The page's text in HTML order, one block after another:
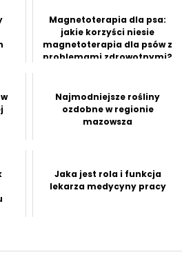
Magnetoterapia dla psa:
jakie korzyści niesie
magnetoterapia dla psów z
problemami zdrowotnymi?
Najmodniejsze rośliny
ozdobne w regionie
mazowsza
Jaka jest rola i funkcja
lekarza medycyny pracy